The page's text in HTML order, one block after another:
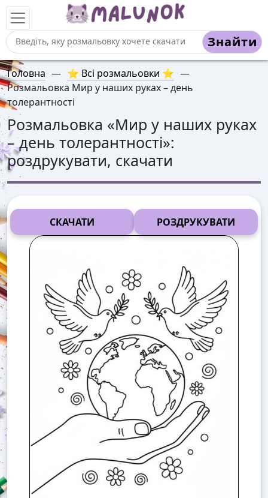
Знайти
Головна — ⭐ Всі розмальовки ⭐ —
Розмальовка Мир у наших руках – день
толерантності
Розмальовка «Мир у наших руках
– день толерантності»:
роздрукувати, скачати
СКАЧАТИ РОЗДРУКУВАТИ